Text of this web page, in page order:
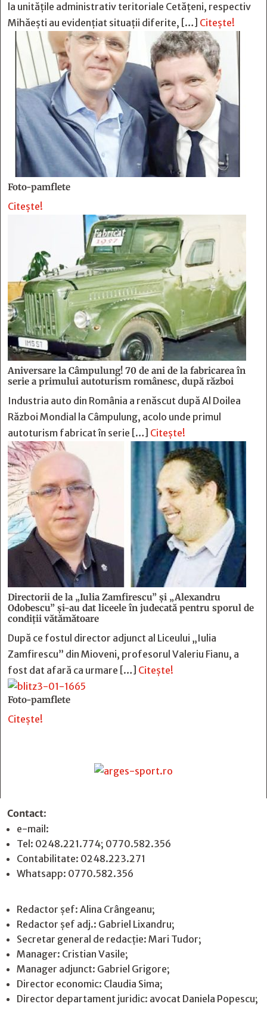
la unitățile administrativ teritoriale Cetățeni, respectiv
Mihăești au evidențiat situații diferite, […] Citește!
Foto-pamflete
Citește!
Aniversare la Câmpulung! 70 de ani de la fabricarea în
serie a primului autoturism românesc, după război
Industria auto din România a renăscut după Al Doilea
Război Mondial la Câmpulung, acolo unde primul
autoturism fabricat în serie […] Citește!
Directorii de la „Iulia Zamfirescu” și „Alexandru
Odobescu” și-au dat liceele în judecată pentru sporul de
condiții vătămătoare
După ce fostul director adjunct al Liceului „Iulia
Zamfirescu” din Mioveni, profesorul Valeriu Fianu, a
fost dat afară ca urmare […] Citește!
Foto-pamflete
Citește!
Contact:
e-mail:
Tel: 0248.221.774; 0770.582.356
Contabilitate: 0248.223.271
Whatsapp: 0770.582.356
Redactor șef: Alina Crângeanu;
Redactor șef adj.: Gabriel Lixandru;
Secretar general de redacție: Mari Tudor;
Manager: Cristian Vasile;
Manager adjunct: Gabriel Grigore;
Director economic: Claudia Sima;
Director departament juridic: avocat Daniela Popescu;